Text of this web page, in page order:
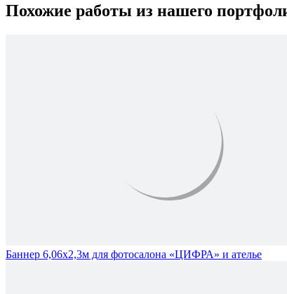
Похожие работы из нашего
Баннер 6,06х2,3м для фотосалона «ЦИФРА» и ателье